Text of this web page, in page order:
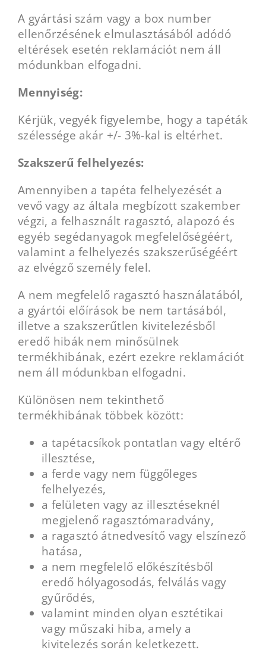
A gyártási szám vagy a box number
ellenőrzésének elmulasztásából adódó
eltérések esetén reklamációt nem áll
módunkban elfogadni.
Mennyiség:
Kérjük, vegyék figyelembe, hogy a tapéták
szélessége akár +/- 3%-kal is eltérhet.
Szakszerű felhelyezés:
Amennyiben a tapéta felhelyezését a
vevő vagy az általa megbízott szakember
végzi, a felhasznált ragasztó, alapozó és
egyéb segédanyagok megfelelőségéért,
valamint a felhelyezés szakszerűségéért
az elvégző személy felel.
A nem megfelelő ragasztó használatából,
a gyártói előírások be nem tartásából,
illetve a szakszerűtlen kivitelezésből
eredő hibák nem minősülnek
termékhibának, ezért ezekre reklamációt
nem áll módunkban elfogadni.
Különösen nem tekinthető
termékhibának többek között:
a tapétacsíkok pontatlan vagy eltérő
illesztése,
a ferde vagy nem függőleges
felhelyezés,
a felületen vagy az illesztéseknél
megjelenő ragasztómaradvány,
a ragasztó átnedvesítő vagy elszínező
hatása,
a nem megfelelő előkészítésből
eredő hólyagosodás, felválás vagy
gyűrődés,
valamint minden olyan esztétikai
vagy műszaki hiba, amely a
kivitelezés során keletkezett.